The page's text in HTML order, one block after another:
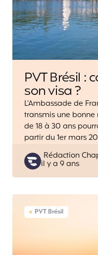
PVT Brésil :
son visa ?
L’Ambassade de
transmis une bonne
de 18 à 30 ans
partir du 1er mars
Posted
by
Rédaction
il y a 9 ans
PVT Brésil